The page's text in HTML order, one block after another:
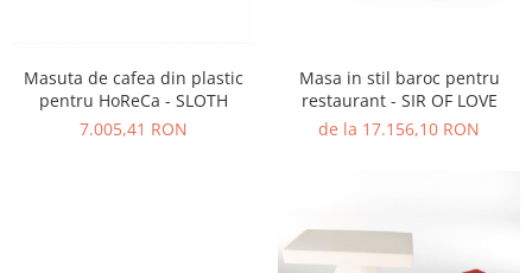
Blaturi de masa
Blaturi din PAL
Masuta de cafea din plastic
pentru HoReCa - SLOTH
7.005,41 RON
Masa in stil baroc pentru
restaurant - SIR OF LOVE
de la 17.156,10 RON